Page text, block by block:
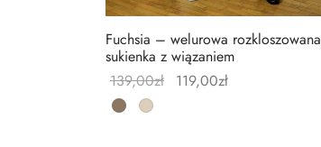
Fuchsia – welurowa rozkloszowana
sukienka z wiązaniem
139,00zł 119,00zł